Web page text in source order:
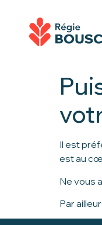
Il est
est au
Ne vous
Par